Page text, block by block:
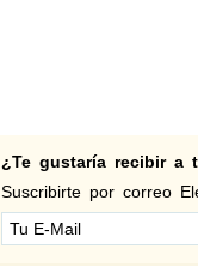
¿Te gustaría recibir a
Suscribirte por correo